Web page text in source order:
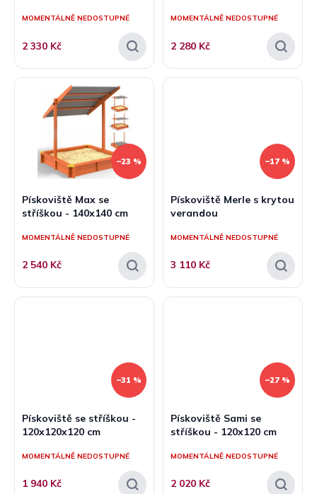
ů
MOMENTÁLNĚ NEDOSTUPNÉ
2 330 Kč
MOMENTÁLNĚ NEDOSTUPNÉ
2 280 Kč
–23 %
Pískoviště Max se
stříškou - 140x140 cm
MOMENTÁLNĚ NEDOSTUPNÉ
2 540 Kč
–17 %
Pískoviště Merle s krytou
verandou
MOMENTÁLNĚ NEDOSTUPNÉ
3 110 Kč
–31 %
Pískoviště se stříškou -
120x120x120 cm
MOMENTÁLNĚ NEDOSTUPNÉ
1 940 Kč
–27 %
Pískoviště Sami se
stříškou - 120x120 cm
MOMENTÁLNĚ NEDOSTUPNÉ
2 020 Kč